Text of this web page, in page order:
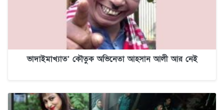
ভাদাইমাখ্যাত’ কৌতুক অভিনেতা আহসান আলী আর নেই